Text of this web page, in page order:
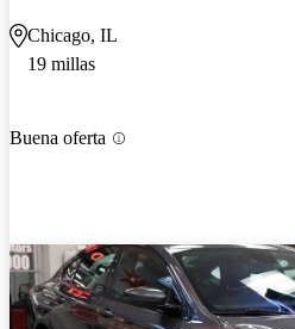
Chicago, IL
19 millas
Buena oferta